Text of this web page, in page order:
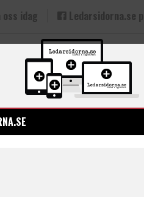
idag Ledarsidorna.se